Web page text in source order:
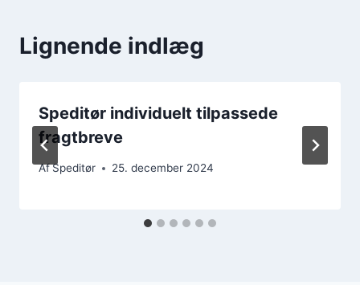
Lignende indlæg
Speditør individuelt tilpassede
fragtbreve
AfSpeditør 25. december 2024